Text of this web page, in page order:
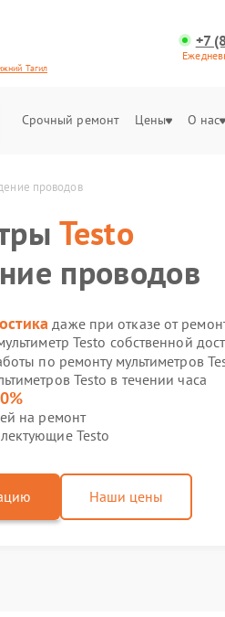
Тагил
+7
Срочный ремонт Цены О нас
проводов
Testo
проводов
даже при отказе от
Testo собственной
по ремонту мультиметров
Testo в течении часа
на ремонт
Testo
Наши цены